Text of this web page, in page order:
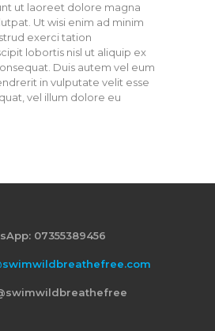
ut laoreet dolore magna
Ut wisi enim ad minim
exerci tation
lobortis nisl ut aliquip ex
Duis autem vel eum
in vulputate velit esse
vel illum dolore eu
07355389456